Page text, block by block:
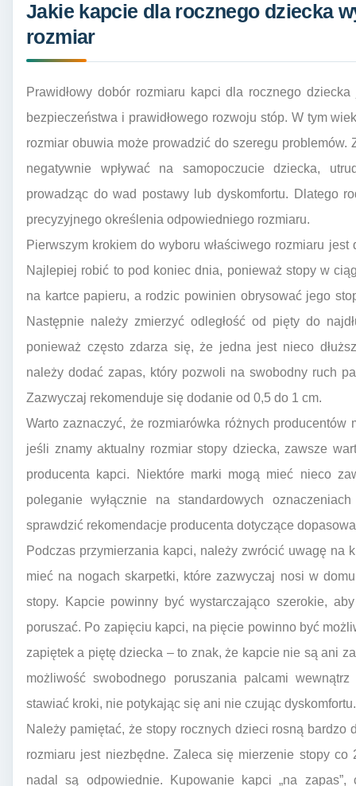
Jakie kapcie dla rocznego dziecka
rozmiar
Prawidłowy dobór rozmiaru kapci dla rocznego
bezpieczeństwa i prawidłowego rozwoju stóp. W tym
rozmiar obuwia może prowadzić do szeregu problemów.
negatywnie wpływać na samopoczucie dziecka,
prowadząc do wad postawy lub dyskomfortu. Dlatego
precyzyjnego określenia odpowiedniego rozmiaru.
Pierwszym krokiem do wyboru właściwego rozmiaru jest
Najlepiej robić to pod koniec dnia, ponieważ stopy w
na kartce papieru, a rodzic powinien obrysować jego
Następnie należy zmierzyć odległość od pięty do
ponieważ często zdarza się, że jedna jest nieco
należy dodać zapas, który pozwoli na swobodny ruch
Zazwyczaj rekomenduje się dodanie od 0,5 do 1 cm.
Warto zaznaczyć, że rozmiarówka różnych
jeśli znamy aktualny rozmiar stopy dziecka, zawsze
producenta kapci. Niektóre marki mogą mieć nieco
poleganie wyłącznie na standardowych
sprawdzić rekomendacje producenta dotyczące
Podczas przymierzania kapci, należy zwrócić uwagę na
mieć na nogach skarpetki, które zazwyczaj nosi w
stopy. Kapcie powinny być wystarczająco szerokie,
poruszać. Po zapięciu kapci, na pięcie powinno być
zapiętek a piętę dziecka – to znak, że kapcie nie są ani
możliwość swobodnego poruszania palcami
stawiać kroki, nie potykając się ani nie czując dyskomfortu.
Należy pamiętać, że stopy rocznych dzieci rosną
rozmiaru jest niezbędne. Zaleca się mierzenie stopy
nadal są odpowiednie. Kupowanie kapci „na